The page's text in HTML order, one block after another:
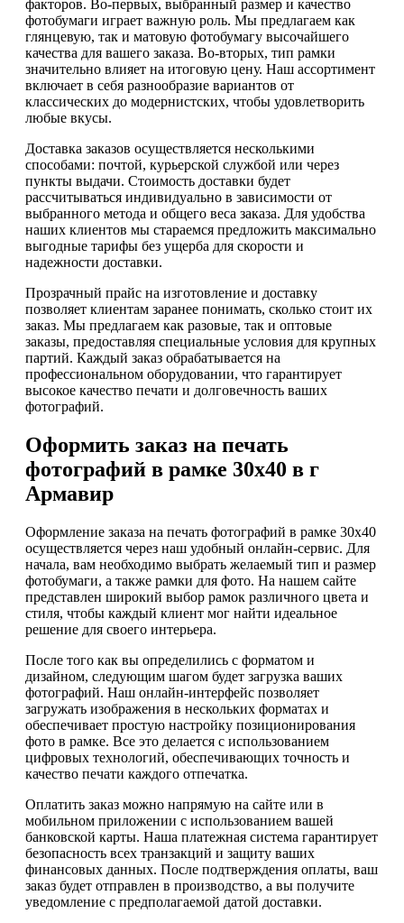
факторов. Во-первых, выбранный размер и качество
фотобумаги играет важную роль. Мы предлагаем как
глянцевую, так и матовую фотобумагу высочайшего
качества для вашего заказа. Во-вторых, тип рамки
значительно влияет на итоговую цену. Наш ассортимент
включает в себя разнообразие вариантов от
классических до модернистских, чтобы удовлетворить
любые вкусы.
Доставка заказов осуществляется несколькими
способами: почтой, курьерской службой или через
пункты выдачи. Стоимость доставки будет
рассчитываться индивидуально в зависимости от
выбранного метода и общего веса заказа. Для удобства
наших клиентов мы стараемся предложить максимально
выгодные тарифы без ущерба для скорости и
надежности доставки.
Прозрачный прайс на изготовление и доставку
позволяет клиентам заранее понимать, сколько стоит их
заказ. Мы предлагаем как разовые, так и оптовые
заказы, предоставляя специальные условия для крупных
партий. Каждый заказ обрабатывается на
профессиональном оборудовании, что гарантирует
высокое качество печати и долговечность ваших
фотографий.
Оформить заказ на печать
фотографий в рамке 30х40 в г
Армавир
Оформление заказа на печать фотографий в рамке 30х40
осуществляется через наш удобный онлайн-сервис. Для
начала, вам необходимо выбрать желаемый тип и размер
фотобумаги, а также рамки для фото. На нашем сайте
представлен широкий выбор рамок различного цвета и
стиля, чтобы каждый клиент мог найти идеальное
решение для своего интерьера.
После того как вы определились с форматом и
дизайном, следующим шагом будет загрузка ваших
фотографий. Наш онлайн-интерфейс позволяет
загружать изображения в нескольких форматах и
обеспечивает простую настройку позиционирования
фото в рамке. Все это делается с использованием
цифровых технологий, обеспечивающих точность и
качество печати каждого отпечатка.
Оплатить заказ можно напрямую на сайте или в
мобильном приложении с использованием вашей
банковской карты. Наша платежная система гарантирует
безопасность всех транзакций и защиту ваших
финансовых данных. После подтверждения оплаты, ваш
заказ будет отправлен в производство, а вы получите
уведомление с предполагаемой датой доставки.